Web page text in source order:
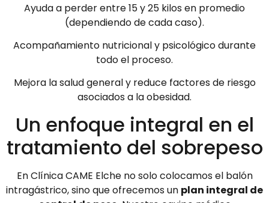
Ayuda a perder entre 15 y 25 kilos en promedio
(dependiendo de cada caso).
Acompañamiento nutricional y psicológico durante
todo el proceso.
Mejora la salud general y reduce factores de riesgo
asociados a la obesidad.
Un enfoque integral en el
tratamiento del sobrepeso
En Clínica CAME Elche no solo colocamos el balón
intragástrico, sino que ofrecemos un plan integral de